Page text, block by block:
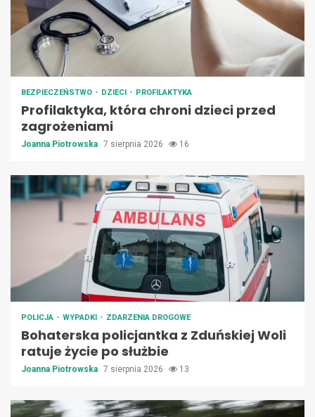
BEZPIECZEŃSTWO DZIECI PROFILAKTYKA
Profilaktyka, która chroni dzieci przed
zagrożeniami
Joanna Piotrowska 7 sierpnia 2026 16
POLICJA WYPADKI ZDARZENIA DROGOWE
Bohaterska policjantka z Zduńskiej Woli
ratuje życie po służbie
Joanna Piotrowska 7 sierpnia 2026 13